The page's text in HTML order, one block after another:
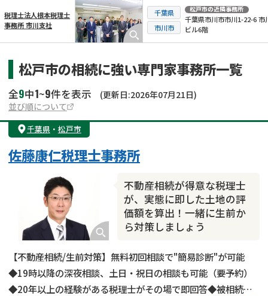
税理士法人根本税理士
事務所 市川支社
千葉県
市川市
松戸市の近隣事務所
千葉県市川市市川1-22-6 市
ビル6階
松戸市の相続に強い専門家事務所一覧
全9中1~9件を表示
(更新日:2026年07月21日)
並び順について
千葉県 ・ 松戸市
不動産相続が得意な税理士
が、実態に即した土地の評
価額を算出！一緒に生前か
ら対策しましょう
佐藤康仁税理士事務所
【不動産相続/生前対策】無料初回相談で"簡易診断"が可能
◆19時以降の深夜相談、土日・祝日の相談も可能（要予約）
◆20年以上の経験がある税理士がその場で即回答◆被相続人